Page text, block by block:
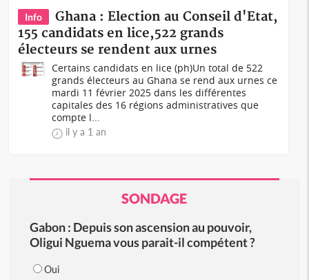
Info
Ghana : Election au Conseil d'Etat,
155 candidats en lice,522 grands
électeurs se rendent aux urnes
Certains candidats en lice (ph)Un total de 522
grands électeurs au Ghana se rend aux urnes ce
mardi 11 février 2025 dans les différentes
capitales des 16 régions administratives que
compte l...
il y a 1 an
SONDAGE
Gabon : Depuis son ascension au pouvoir,
Oligui Nguema vous parait-il compétent ?
Oui